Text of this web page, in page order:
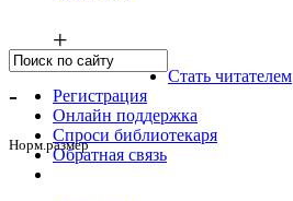
+
-
Норм.размер
Стать читателем
Регистрация
Онлайн поддержка
Спроси библиотекаря
Обратная связь